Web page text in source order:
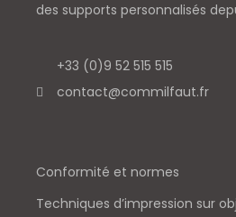
des supports personnalisés
+33 (0)9 52 515 515
contact@commilfaut.fr
Conformité et normes
Techniques d’impression sur